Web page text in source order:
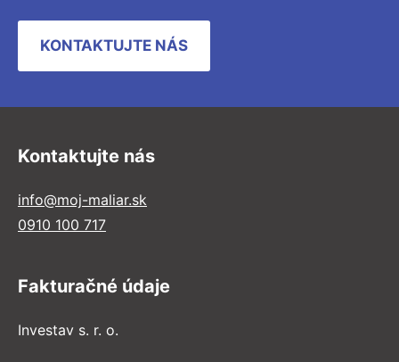
KONTAKTUJTE NÁS
Kontaktujte nás
info@moj-maliar.sk
0910 100 717
Fakturačné údaje
Investav s. r. o.